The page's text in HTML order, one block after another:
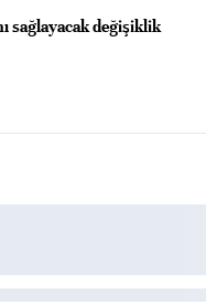
sağlayacak değişiklik